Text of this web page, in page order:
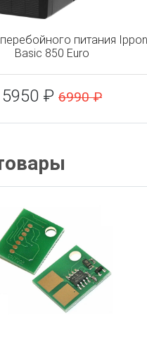
питания
Basic 850 Euro
5950 ₽ 6990 ₽